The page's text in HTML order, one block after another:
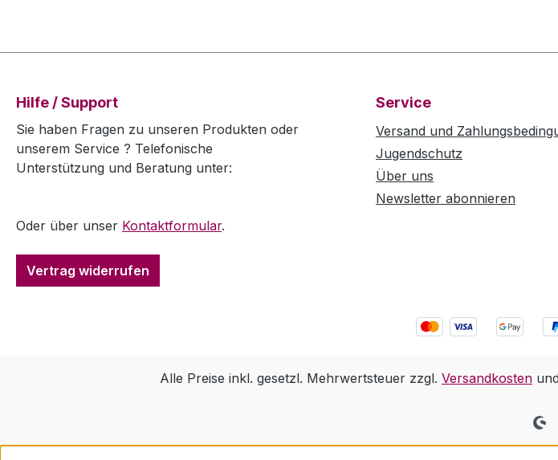
Hilfe / Support
Sie haben Fragen zu unseren Produkten oder
unserem Service ? Telefonische
Unterstützung und Beratung unter:
Oder über unser Kontaktformular.
Vertrag widerrufen
Service
Versand und
Jugendschutz
Über uns
Newsletter abonnieren
Alle Preise inkl. gesetzl. Mehrwertsteuer zzgl. Versandkosten